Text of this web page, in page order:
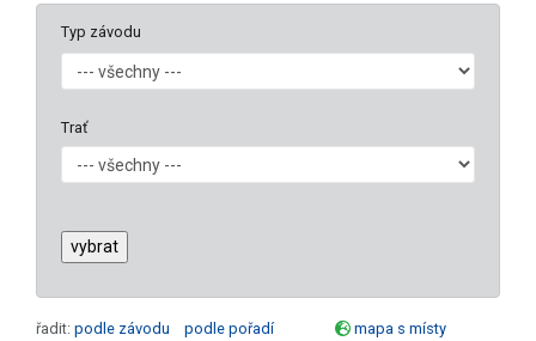
Typ závodu
Trať
řadit: podle závodu podle pořadí
mapa s místy